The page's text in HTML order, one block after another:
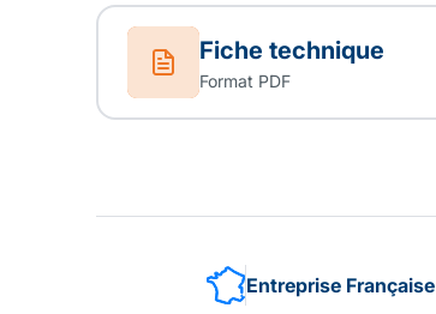
Fiche technique
Format PDF
Entreprise Française